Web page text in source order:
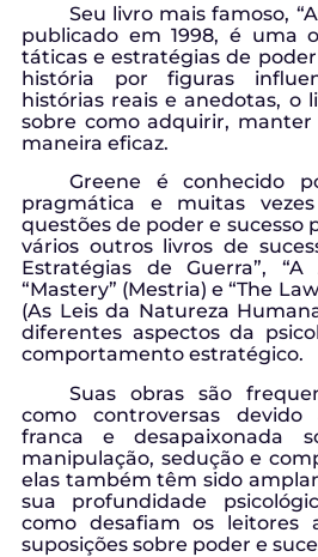
Seu livro mais famoso,
publicado em 1998, é uma
táticas e estratégias de
história por figuras
histórias reais e anedotas, o
sobre como adquirir,
maneira eficaz.
Greene é conhecido
pragmática e muitas
questões de poder e sucesso
vários outros livros de
Estratégias de Guerra”,
“Mastery” (Mestria) e “The
(As Leis da Natureza
diferentes aspectos da
comportamento estratégico.
Suas obras são
como controversas
franca e desapaixonada
manipulação, sedução e
elas também têm sido
sua profundidade
como desafiam os leitores
suposições sobre poder e